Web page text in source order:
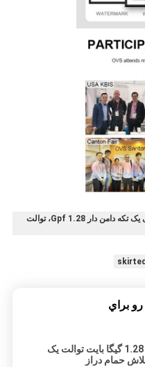
توالت فرنگی فشرده دامن دار، توالت فرنگی یک تکه دامن دار 1.28 Gpf، توالت
براي
1.28 گیگا بایت 1.28 گیگا بایت توالت یک
حمام دراز